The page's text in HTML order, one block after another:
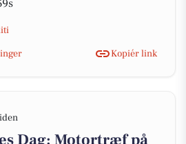
Kopiér link
Dag: Motortræf på